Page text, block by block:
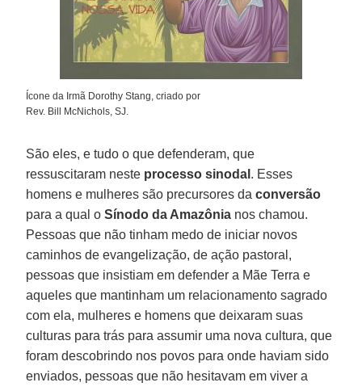
Ícone da Irmã Dorothy Stang, criado por
Rev. Bill McNichols, SJ.
São eles, e tudo o que defenderam, que
ressuscitaram neste processo sinodal . Esses
homens e mulheres são precursores daconversão
para a qual oSínodo da Amazônia nos chamou.
Pessoas que não tinham medo de iniciar novos
caminhos de evangelização, de ação pastoral,
pessoas que insistiam em defender a Mãe Terra e
aqueles que mantinham um relacionamento sagrado
com ela, mulheres e homens que deixaram suas
culturas para trás para assumir uma nova cultura, que
foram descobrindo nos povos para onde haviam sido
enviados, pessoas que não hesitavam em viver a